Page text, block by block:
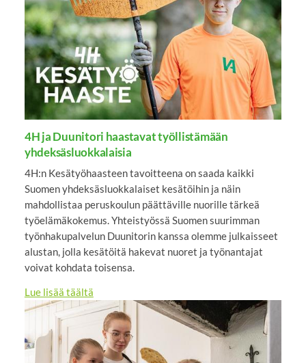
4H ja Duunitori haastavat työllistämään
yhdeksäsluokkalaisia
4H:n Kesätyöhaasteen tavoitteena on saada kaikki
Suomen yhdeksäsluokkalaiset kesätöihin ja näin
mahdollistaa peruskoulun päättäville nuorille tärkeä
työelämäkokemus. Yhteistyössä Suomen suurimman
työnhakupalvelun Duunitorin kanssa olemme julkaisseet
alustan, jolla kesätöitä hakevat nuoret ja työnantajat
voivat kohdata toisensa.
Lue lisää täältä